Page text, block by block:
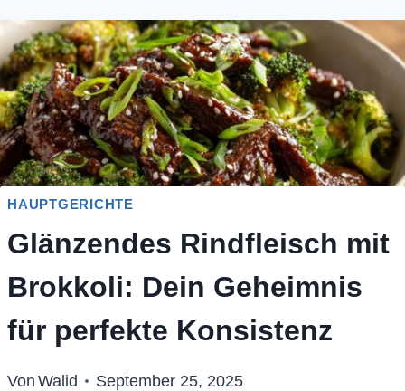
HAUPTGERICHTE
Glänzendes Rindfleisch mit
Brokkoli: Dein Geheimnis
für perfekte Konsistenz
Von Walid September 25, 2025